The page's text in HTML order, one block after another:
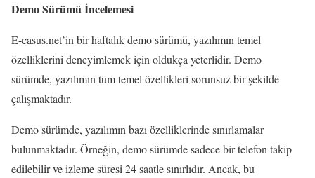
Demo Sürümü İncelemesi
E-casus.net’in bir haftalık demo sürümü, yazılımın temel
özelliklerini deneyimlemek için oldukça yeterlidir. Demo
sürümde, yazılımın tüm temel özellikleri sorunsuz bir şekilde
çalışmaktadır.
Demo sürümde, yazılımın bazı özelliklerinde sınırlamalar
bulunmaktadır. Örneğin, demo sürümde sadece bir telefon takip
edilebilir ve izleme süresi 24 saatle sınırlıdır. Ancak, bu